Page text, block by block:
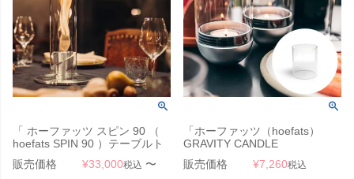
「 ホーファッツ スピン 90 （
hoefats SPIN 90 ）テーブルト
ップ ランタン 」 ランプ・ガー
デントーチ
販売価格 ¥33,000税込 〜
「ホーファッツ（hoefats）
GRAVITY CANDLE
REPLACEMENT Glass グラビ
ティキャンドル専用 リプレイス
販売価格 ¥7,260税込